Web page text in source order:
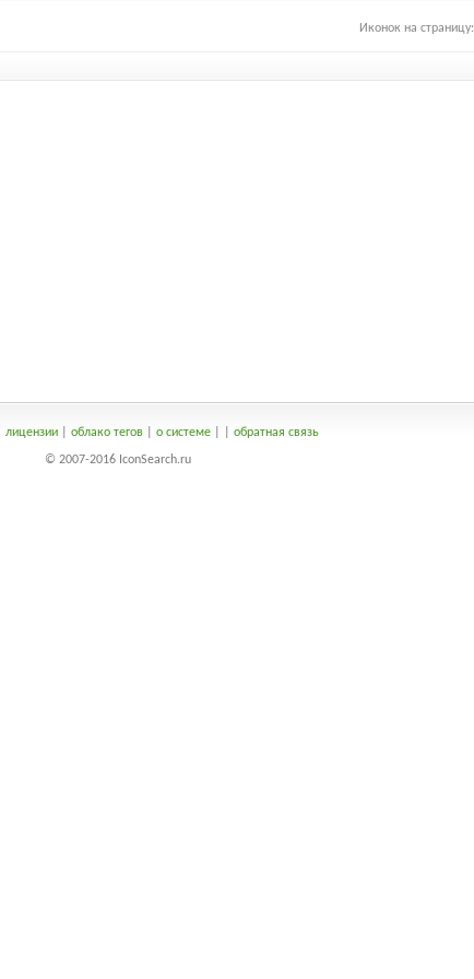
Иконок на страницу:
лицензии| облако тегов| о системе| обратная связь
© 2007-2016 IconSearch.ru